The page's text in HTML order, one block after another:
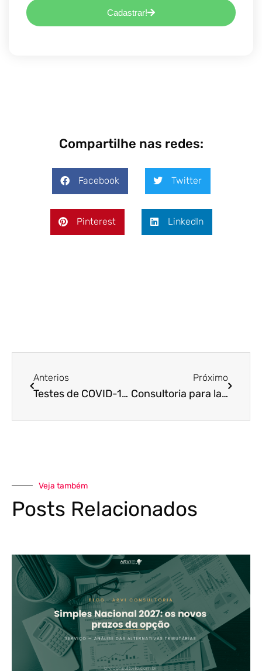
Cadastrar!
Compartilhe nas redes:
Facebook Twitter
Pinterest LinkedIn
Anterios
Testes de COVID-19 podem ser deduzidos do IR 2022 – Entenda como funciona
Próximo
Consultoria para laboratórios de análises clínicas: conheça as vantagens
Veja também
Posts Relacionados